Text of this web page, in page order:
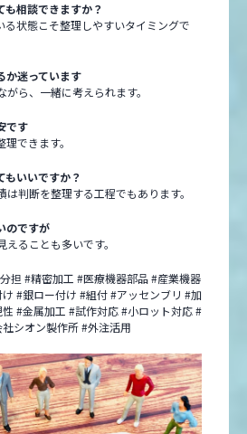
相談できますか？
る状態こそ整理しやすいタイミングで
か迷っています
ら、一緒に考えられます。
です
できます。
いいですか？
判断を整理する工程でもあります。
のですが
ることも多いです。
担 #精密加工 #医療機器部品 #産業機器
#銀ロー付け #組付 #アッセンブリ #加
#金属加工 #試作対応 #小ロット対応 #
シオン製作所 #外注活用